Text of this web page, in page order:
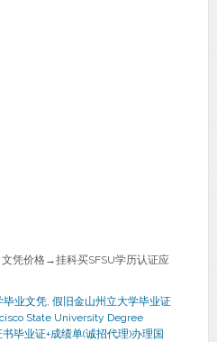
文凭价格→挂科买SFSU学历认证应
毕业文凭, 假旧金山州立大学毕业证
State University Degree
毕业证+成绩单(诚招代理)办理国